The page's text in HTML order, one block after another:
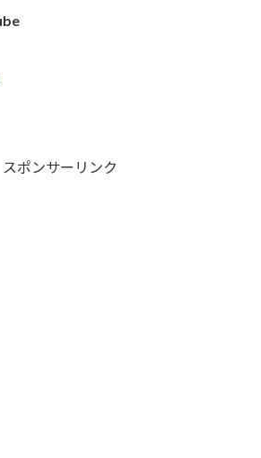
スポンサーリンク